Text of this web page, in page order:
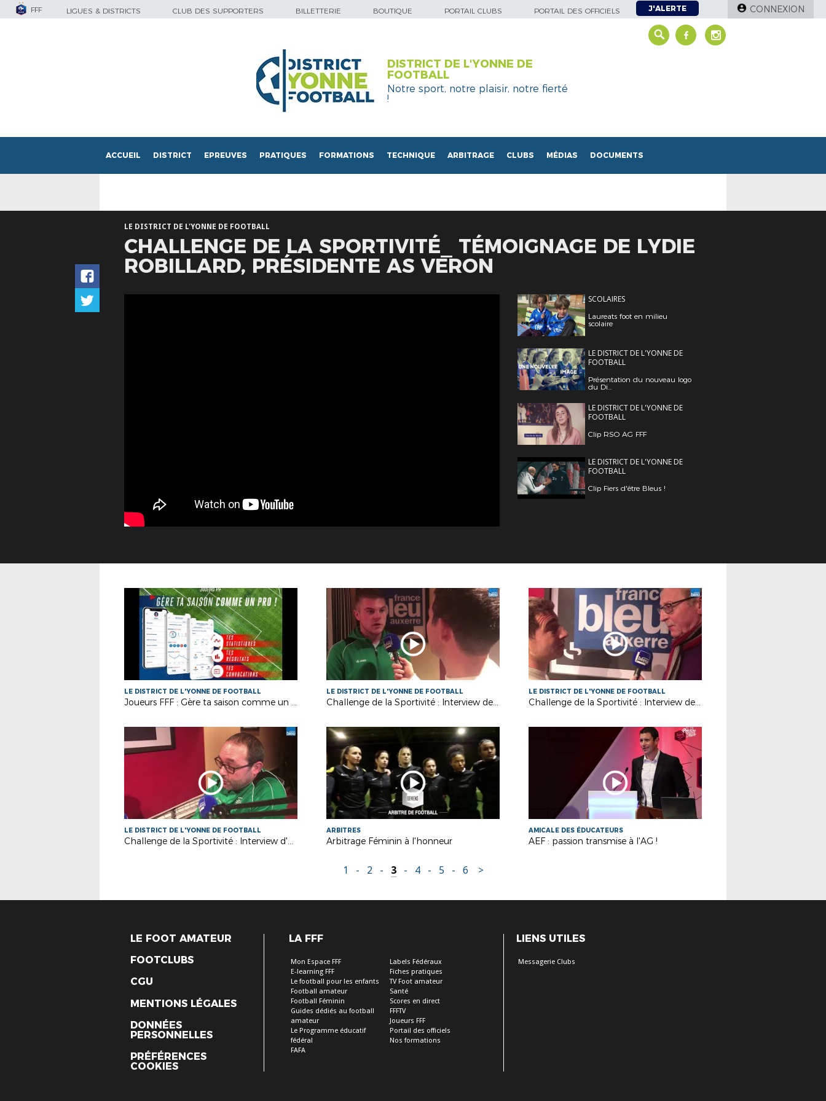
FFF LIGUES & DISTRICTS CLUB DES SUPPORTERS BILLETTERIE BOUTIQUE PORTAIL CLUBS PORTAIL DES OFFICIELS J'ALERTE CONNEXION
DISTRICT DE L'YONNE DE
FOOTBALL
Notre sport, notre plaisir, notre fierté
!
ACCUEIL DISTRICT EPREUVES PRATIQUES FORMATIONS TECHNIQUE ARBITRAGE CLUBS MÉDIAS DOCUMENTS
LE DISTRICT DE L'YONNE DE FOOTBALL
CHALLENGE DE LA SPORTIVITÉ_ TÉMOIGNAGE DE LYDIE
ROBILLARD, PRÉSIDENTE AS VERON
SCOLAIRES
Laureats foot en milieu
scolaire
LE DISTRICT DE L'YONNE DE
FOOTBALL
Présentation du nouveau logo
du Di...
LE DISTRICT DE L'YONNE DE
FOOTBALL
Clip RSO AG FFF
LE DISTRICT DE L'YONNE DE
FOOTBALL
Clip Fiers d'être Bleus !
LE DISTRICT DE L'YONNE DE FOOTBALL
Joueurs FFF : Gère ta saison comme un pro !
LE DISTRICT DE L'YONNE DE FOOTBALL
Challenge de la Sportivité : Interview de Rudy TRUBERT, Joueur de l'US Varennes
LE DISTRICT DE L'YONNE DE FOOTBALL
Challenge de la Sportivité : Interview de Gilbert CUNEAZ, Président de l'US Varennes
LE DISTRICT DE L'YONNE DE FOOTBALL
Challenge de la Sportivité : Interview d'Antonio Goncalves, entraîneur de l'US Varennes
ARBITRES
Arbitrage Féminin à l'honneur
AMICALE DES ÉDUCATEURS
AEF : passion transmise à l'AG !
1 - 2 - 3 - 4 - 5 - 6 >
LE FOOT AMATEUR
FOOTCLUBS
CGU
MENTIONS LÉGALES
DONNÉES
PERSONNELLES
PRÉFÉRENCES
COOKIES
LA FFF
Mon Espace FFF
E-learning FFF
Le football pour les enfants
Football amateur
Football Féminin
Guides dédiés au football
amateur
Le Programme éducatif
fédéral
FAFA
Labels Fédéraux
Fiches pratiques
TV Foot amateur
Santé
Scores en direct
FFFTV
Joueurs FFF
Portail des officiels
Nos formations
LIENS UTILES
Messagerie Clubs